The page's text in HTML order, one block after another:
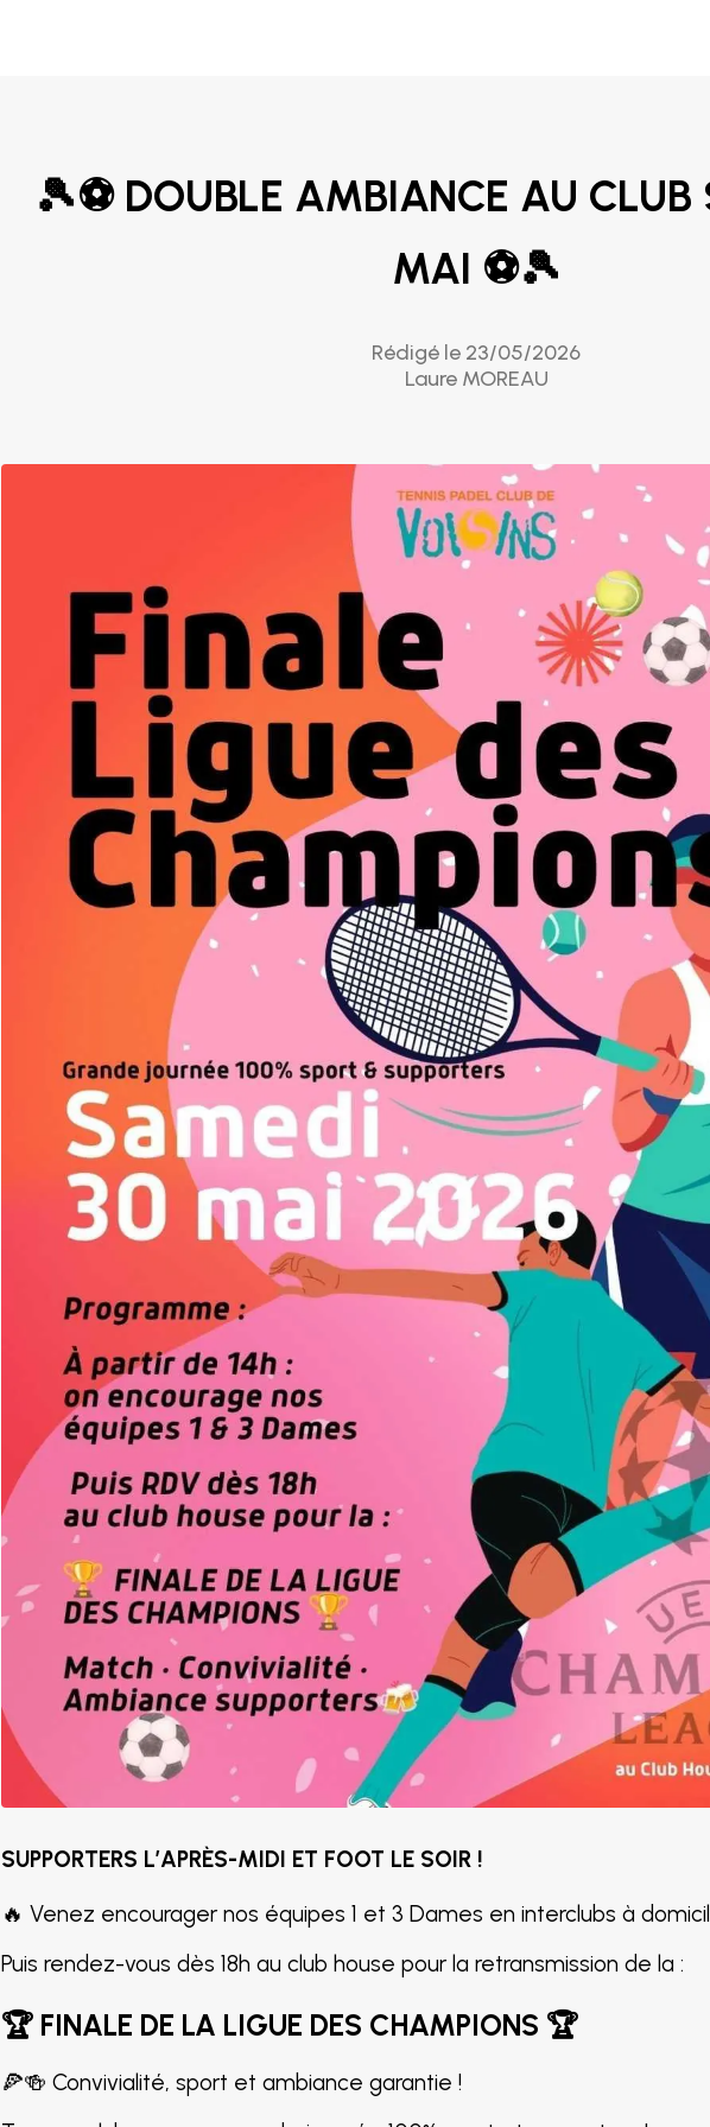
🎾⚽ DOUBLE AMBIANCE AU
MAI ⚽🎾
Rédigé le 23/05/2026
Laure MOREAU
SUPPORTERS L’APRÈS-MIDI ET FOOT LE SOIR !
🔥 Venez encourager nos équipes 1 et 3 Dames en interclubs à
Puis rendez-vous dès 18h au club house pour la retransmission de la :
🏆 FINALE DE LA LIGUE DES CHAMPIONS 🏆
🍕🍻 Convivialité, sport et ambiance garantie !